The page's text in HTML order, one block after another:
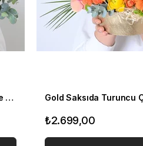
Gold Saksıda Athena Gül ve Pembe Çardaklar
₺2.699,00